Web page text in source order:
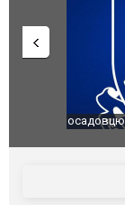
Сили
атаку.